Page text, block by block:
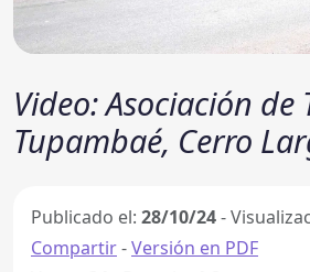
Video: Asociación de
Tupambaé, Cerro
Publicado el: 28/10/24-
Compartir-Versión en PDF